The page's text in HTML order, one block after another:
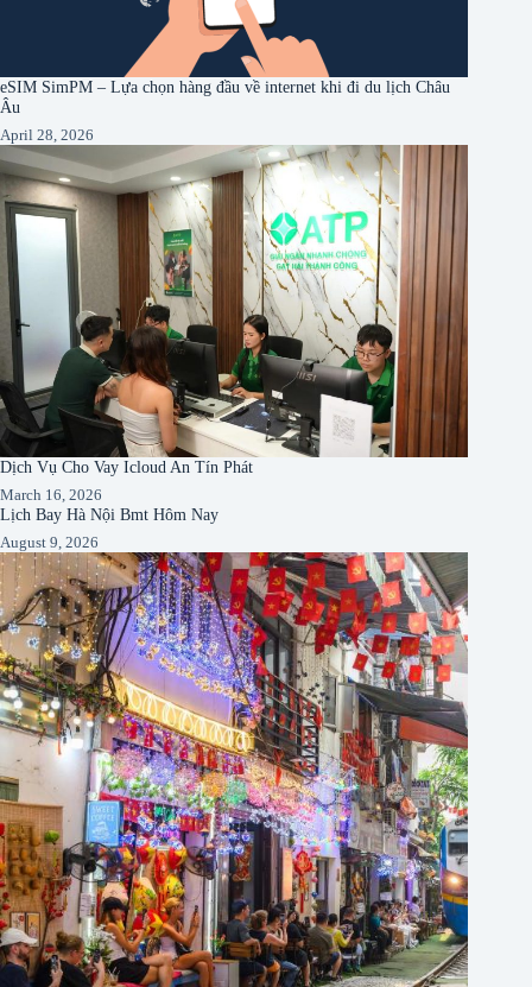
eSIM SimPM – Lựa chọn hàng đầu về internet khi đi du lịch Châu
Âu
April 28, 2026
Dịch Vụ Cho Vay Icloud An Tín Phát
March 16, 2026
Lịch Bay Hà Nội Bmt Hôm Nay
August 9, 2026